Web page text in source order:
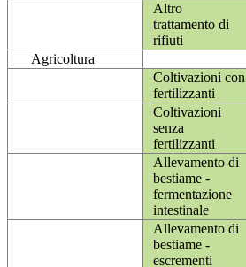
Altro
trattamento di
rifiuti
Agricoltura
Coltivazioni con
fertilizzanti
Coltivazioni
senza
fertilizzanti
Allevamento di
bestiame -
fermentazione
intestinale
Allevamento di
bestiame -
escrementi